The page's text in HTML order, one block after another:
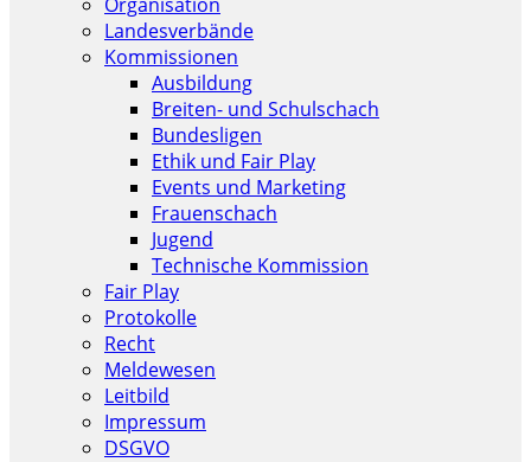
Landesverbände
Kommissionen
Ausbildung
Breiten- und Schulschach
Bundesligen
Ethik und Fair Play
Events und Marketing
Frauenschach
Jugend
Technische Kommission
Fair Play
Protokolle
Recht
Meldewesen
Leitbild
Impressum
DSGVO